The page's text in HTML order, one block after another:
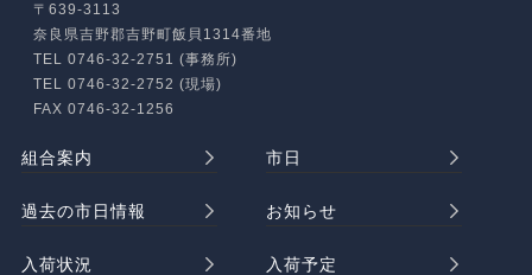
〒639-3113
奈良県吉野郡吉野町飯貝1314番地
TEL 0746-32-2751 (事務所)
TEL 0746-32-2752 (現場)
FAX 0746-32-1256
組合案内 市日
過去の市日情報 お知らせ
入荷状況 入荷予定